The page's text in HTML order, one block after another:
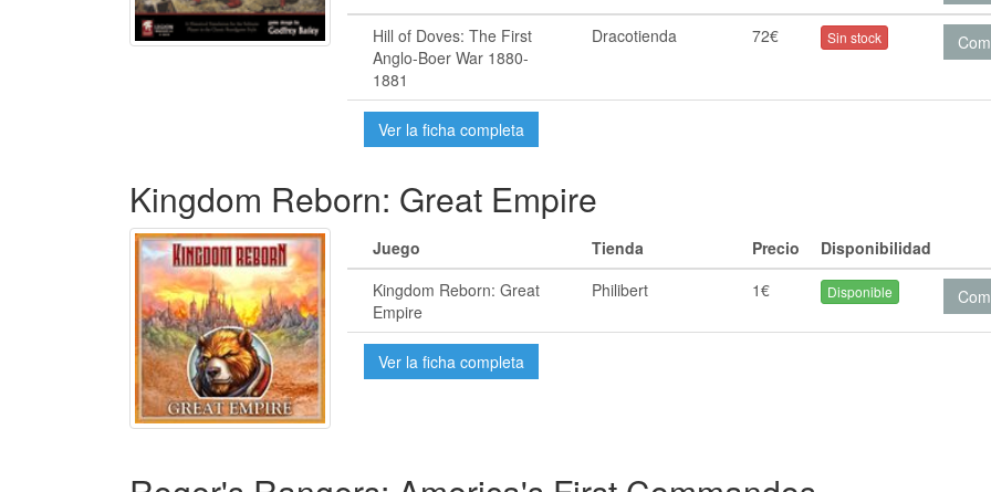
Hill of Doves: The First
Anglo-Boer War 1880-
1881
Dracotienda 72€ Sin stock
Ver la ficha completa
Kingdom Reborn: Great Empire
Juego Tienda Precio
Disponibilidad
Kingdom Reborn: Great
Empire
Philibert 1€ Disponible
Ver la ficha completa